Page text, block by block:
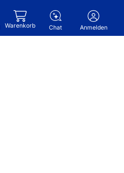
Warenkorb Chat Anmelden